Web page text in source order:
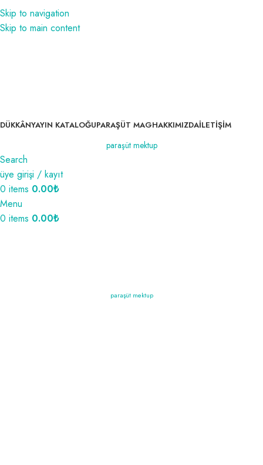
Skip to navigation
Skip to main content
1350₺ ve üzeri siparişlerinizde kargo bedava!
DÜKKÂNYAYIN KATALOĞUPARAŞÜT MAGHAKKIMIZDAİLETIŞIM
paraşüt mektup
Search
üye girişi / kayıt
0 items 0.00₺
Menu
0 items 0.00₺
paraşüt mektup